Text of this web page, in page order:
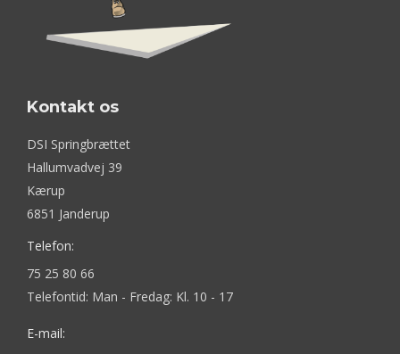
Kontakt os
DSI Springbrættet
Hallumvadvej 39
Kærup
6851 Janderup
Telefon:
75 25 80 66
Telefontid: Man - Fredag: Kl. 10 - 17
E-mail: